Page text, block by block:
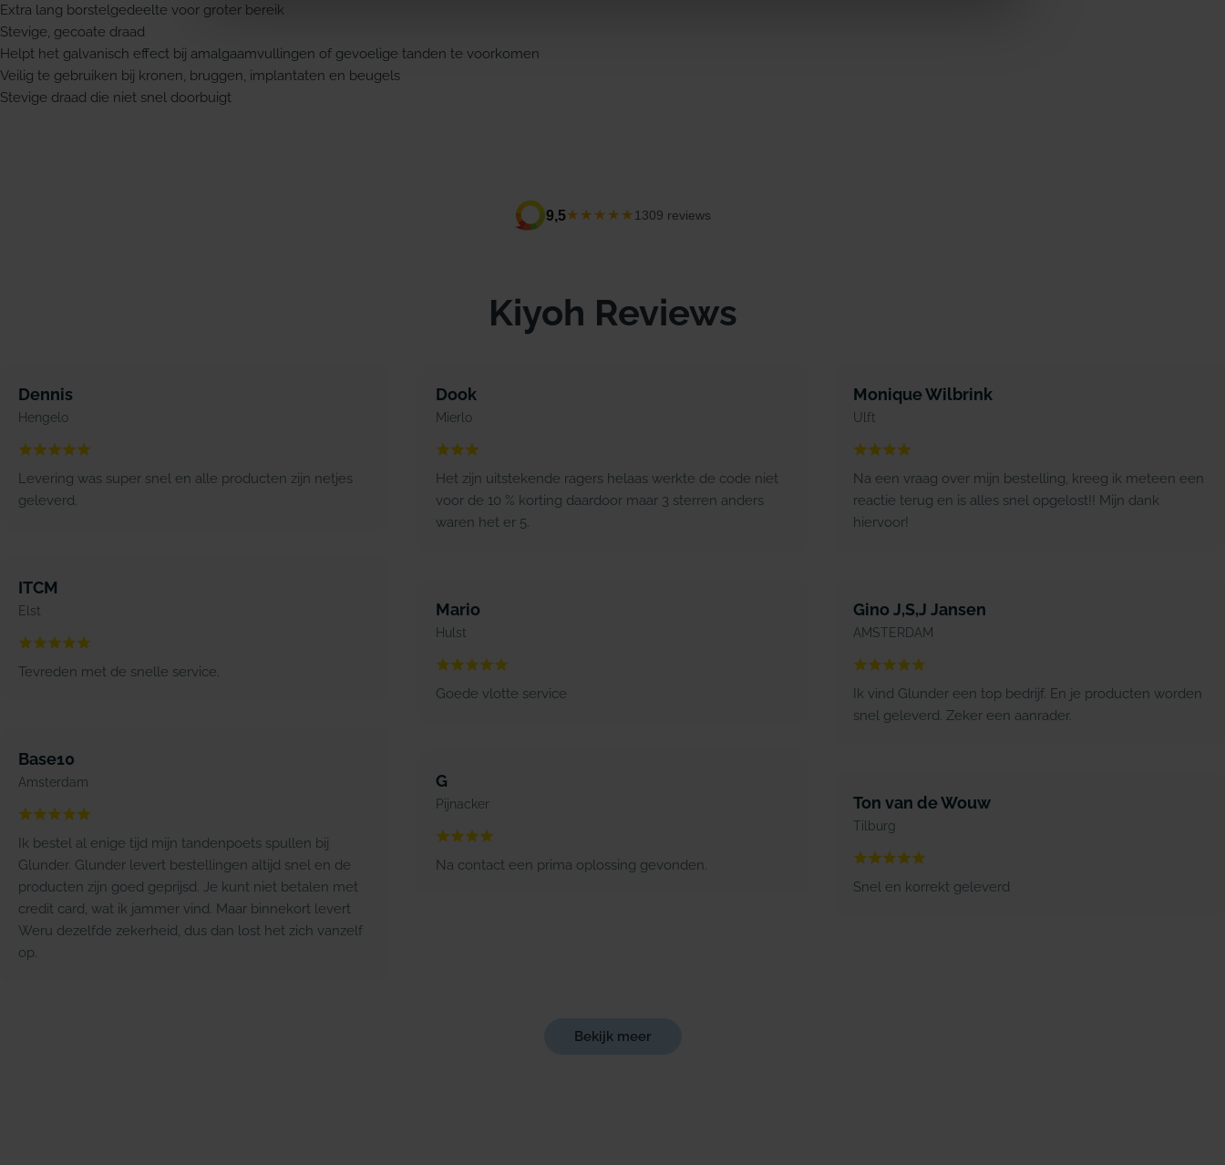
Extra lang borstelgedeelte voor groter bereik
Stevige, gecoate draad
Helpt het galvanisch effect bij amalgaamvullingen of gevoelige tanden te voorkomen
Veilig te gebruiken bij kronen, bruggen, implantaten en beugels
Stevige draad die niet snel doorbuigt
9,5★★★★★1309 reviews
Kiyoh Reviews
Dennis
Hengelo
Levering was super snel en alle producten zijn netjes
geleverd.
Dook
Mierlo
Het zijn uitstekende ragers helaas werkte de code niet
voor de 10 % korting daardoor maar 3 sterren anders
waren het er 5.
Monique Wilbrink
Ulft
Na een vraag over mijn bestelling, kreeg ik meteen een
reactie terug en is alles snel opgelost!! Mijn dank
hiervoor!
ITCM
Elst
Tevreden met de snelle service.
Mario
Hulst
Goede vlotte service
Gino J,S,J Jansen
AMSTERDAM
Ik vind Glunder een top bedrijf. En je producten worden
snel geleverd. Zeker een aanrader.
Base10
Amsterdam
Ik bestel al enige tijd mijn tandenpoets spullen bij
Glunder. Glunder levert bestellingen altijd snel en de
producten zijn goed geprijsd. Je kunt niet betalen met
credit card, wat ik jammer vind. Maar binnekort levert
Weru dezelfde zekerheid, dus dan lost het zich vanzelf
op.
G
Pijnacker
Na contact een prima oplossing gevonden.
Ton van de Wouw
Tilburg
Snel en korrekt geleverd
Bekijk meer